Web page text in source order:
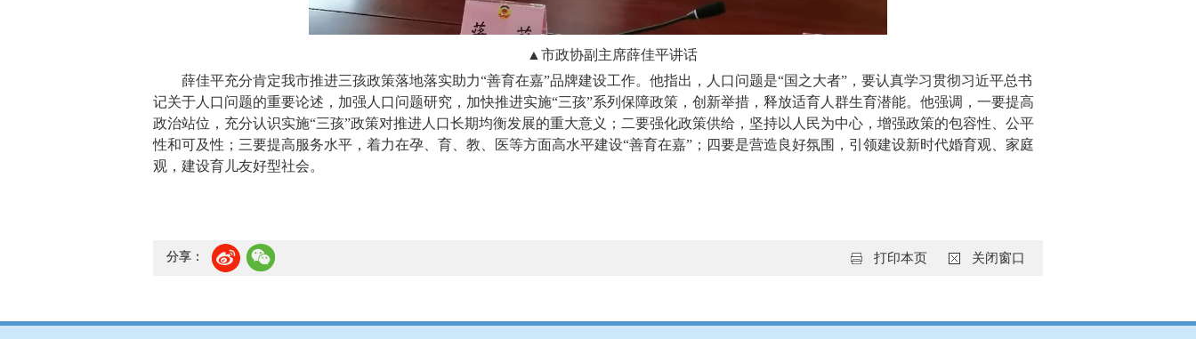
▲市政协副主席薛佳平讲话
薛佳平充分肯定我市推进三孩政策落地落实助力“善育在嘉”品牌建设工作。他指出，人口问题是“国之大者”，要认真学习贯彻习近平总书
记关于人口问题的重要论述，加强人口问题研究，加快推进实施“三孩”系列保障政策，创新举措，释放适育人群生育潜能。他强调，一要提高
政治站位，充分认识实施“三孩”政策对推进人口长期均衡发展的重大意义；二要强化政策供给，坚持以人民为中心，增强政策的包容性、公平
性和可及性；三要提高服务水平，着力在孕、育、教、医等方面高水平建设“善育在嘉”；四要是营造良好氛围，引领建设新时代婚育观、家庭
观，建设育儿友好型社会。
分享： 打印本页 关闭窗口